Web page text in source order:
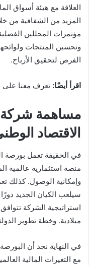
العلاقة مع هيئة أسواق
المزيد من الشفافية من
مؤتمرات المحللين
وتحسين المنتجات
الفرص لتحقيق الأرباح.
اقرأ أيضًا: تعرف معنا على
مساهمة
الاقتصاد
في الحقيقة تعمل
منصة استثمارية عالمية
وإمكانية الوصول. كذلك
سيلعب الكيان الجديد
ميلادية. وخطة تطوير
في النهاية نجد أن
مع التغيرات المالية